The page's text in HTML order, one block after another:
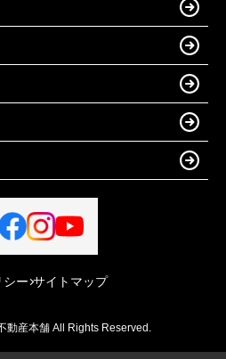
シー サイトマップ
動産本舗 All Rights Reserved.